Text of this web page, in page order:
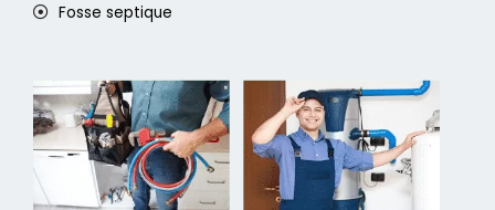
Fosse septique